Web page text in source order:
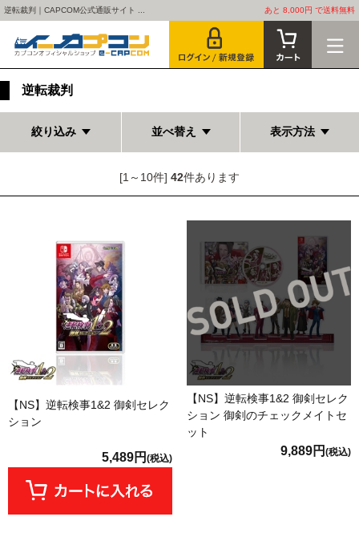
逆転裁判｜CAPCOM公式通販サイト ... あと 8,000円 で送料無料
逆転裁判
絞り込み 並べ替え 表示方法
[1～10件] 42件あります
【NS】逆転検事1&2 御剣セレク
ション
5,489円 (税込)
【NS】逆転検事1&2 御剣セレク
ション 御剣のチェックメイトセ
ット
9,889円 (税込)